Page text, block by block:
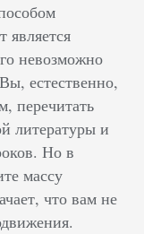
является
невозможно
естественно,
перечитать
литературы и
Но в
массу
что вам не